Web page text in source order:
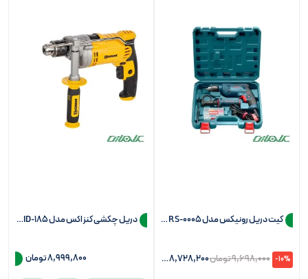
کیت دریل رونیکس مدل RS-0005 (54 پارچه)
-10%
9,698,000تومان8,728,200تومان
دريل چکشی کنزاکس مدل KID-185 (سه نظام 13)
8,999,800تومان